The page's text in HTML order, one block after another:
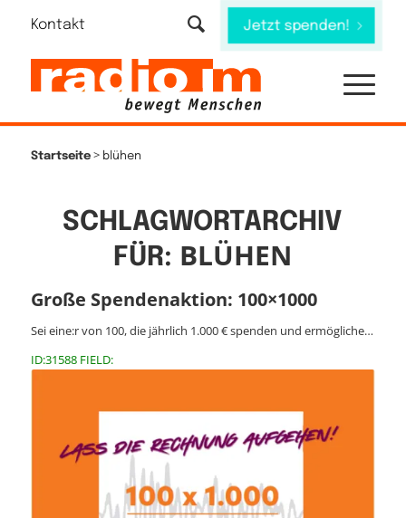
Kontakt Jetzt spenden!
Startseite> blühen
SCHLAGWORTARCHIV
FÜR: BLÜHEN
Große Spendenaktion: 100×1000
Sei eine:r von 100, die jährlich 1.000 € spenden und ermögliche…
ID:31588 FIELD: